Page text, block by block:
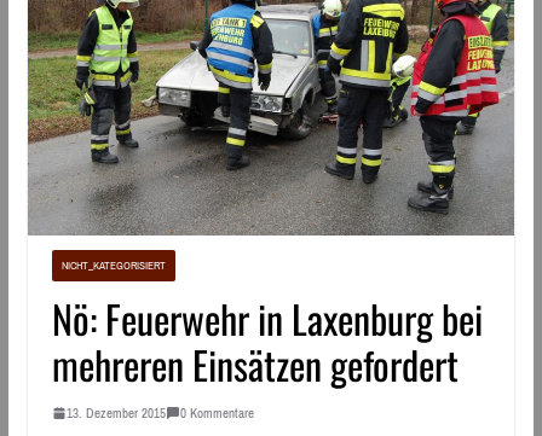
NICHT_KATEGORISIERT
Nö: Feuerwehr in Laxenburg bei
mehreren Einsätzen gefordert
13. Dezember 2015 0 Kommentare